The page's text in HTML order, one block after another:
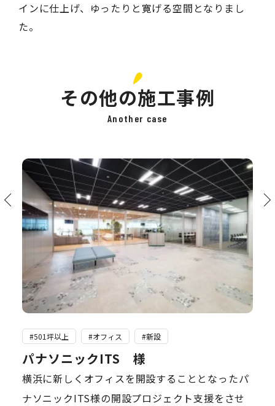
インに仕上げ、ゆったりと寛げる空間となりまし
た。
その他の施工事例
Another case
#501坪以上 #オフィス #新設
パナソニックITS 様
横浜に新しくオフィスを開設することとなったパ
ナソニックITS様の開設プロジェクト支援をさせ